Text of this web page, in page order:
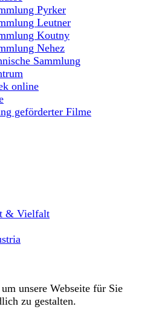
Pyrker
Leutner
Koutny
Nehez
Sammlung
online
geförderter Filme
& Vielfalt
unsere Webseite für Sie
zu gestalten.